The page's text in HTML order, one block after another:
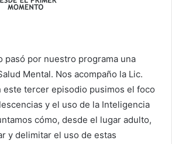
pasó por nuestro programa una
Mental. Nos acompaño la Lic.
este tercer episodio pusimos el foco
y el uso de la Inteligencia
cómo, desde el lugar adulto,
y delimitar el uso de estas